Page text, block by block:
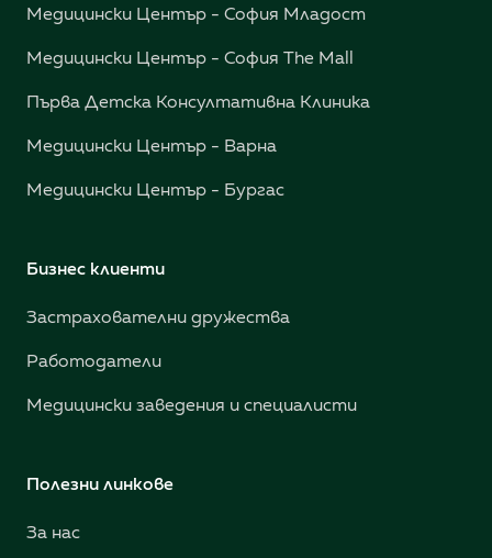
Медицински Център - София Младост
Медицински Център - София The Mall
Първа Детска Консултативна Клиника
Медицински Център - Варна
Медицински Център - Бургас
Бизнес клиенти
Застрахователни дружества
Работодатели
Медицински заведения и специалисти
Полезни линкове
За нас